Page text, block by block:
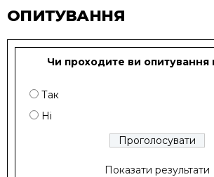
ОПИТУВАННЯ
Чи проходите ви опитування
Так
Ні
Показати результати